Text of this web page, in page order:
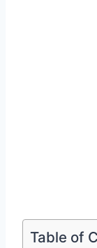
Table of